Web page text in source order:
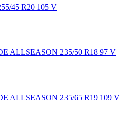
45 R20 105 V
ALLSEASON 235/50 R18 97 V
ALLSEASON 235/65 R19 109 V